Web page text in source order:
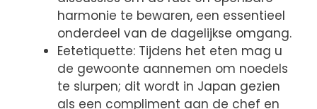
harmonie te bewaren, een essentieel
onderdeel van de dagelijkse omgang.
Eetetiquette: Tijdens het eten mag u
de gewoonte aannemen om noedels
te slurpen; dit wordt in Japan gezien
als een compliment aan de chef en